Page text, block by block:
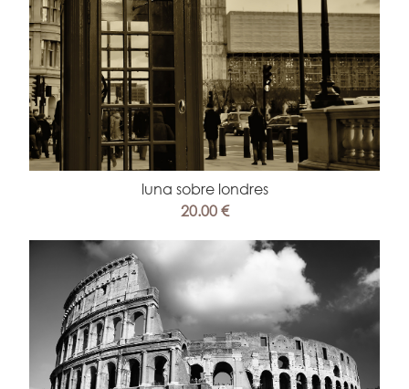
luna sobre londres
20.00 €